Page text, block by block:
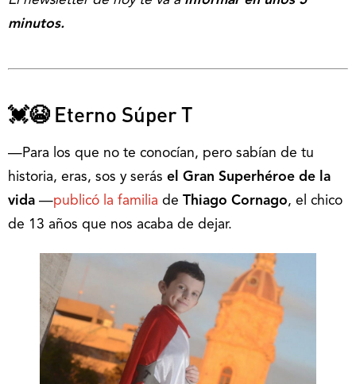
minutos.
💓😭 Eterno Súper T
—Para los que no te conocían, pero sabían de tu
historia, eras, sos y serás el Gran Superhéroe de la
vida —publicó la familia de Thiago Cornago, el chico
de 13 años que nos acaba de dejar.